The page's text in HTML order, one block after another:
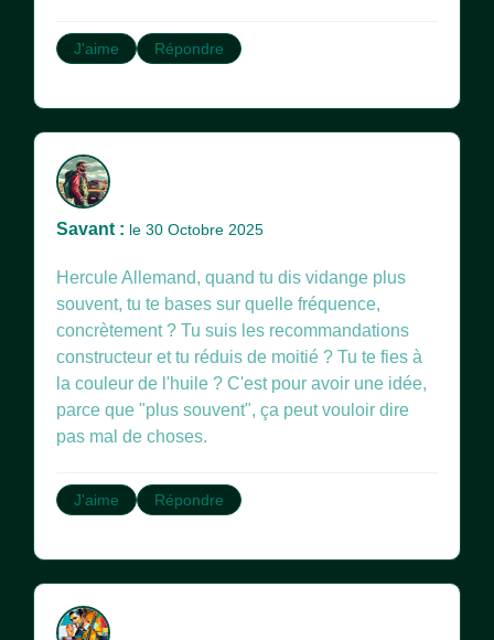
J'aime Répondre
Savant : le 30 Octobre 2025
Hercule Allemand, quand tu dis vidange plus
souvent, tu te bases sur quelle fréquence,
concrètement ? Tu suis les recommandations
constructeur et tu réduis de moitié ? Tu te fies à
la couleur de l'huile ? C'est pour avoir une idée,
parce que "plus souvent", ça peut vouloir dire
pas mal de choses.
J'aime Répondre